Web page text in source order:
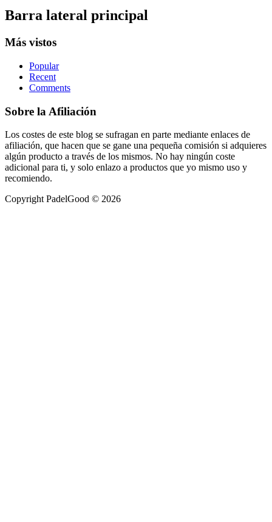
Barra lateral principal
Más vistos
Popular
Recent
Comments
Sobre la Afiliación
Los costes de este blog se sufragan en parte mediante enlaces de
afiliación, que hacen que se gane una pequeña comisión si adquieres
algún producto a través de los mismos. No hay ningún coste
adicional para ti, y solo enlazo a productos que yo mismo uso y
recomiendo.
Copyright PadelGood © 2026